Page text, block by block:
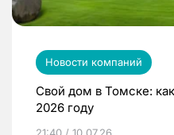
Новости компаний
Свой дом в Томске:
2026 году